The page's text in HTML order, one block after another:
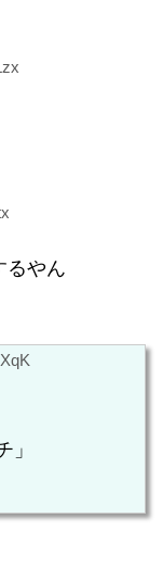
るやん
」